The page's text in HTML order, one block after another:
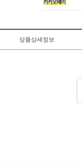
상품상세정보